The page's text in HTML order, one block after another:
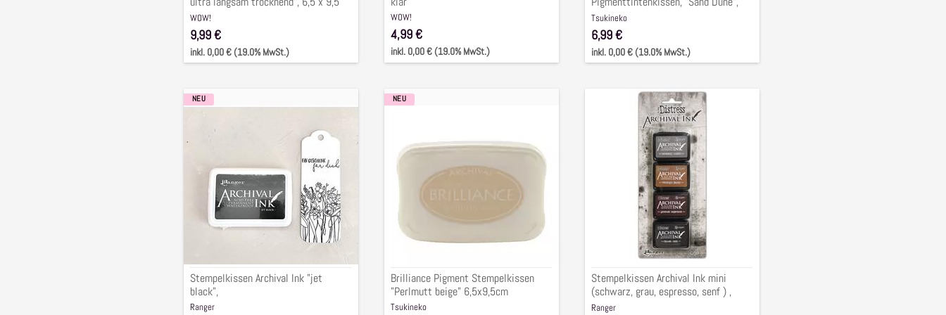
cm
WOW!
9,99 €
inkl. 0,00 € (19.0% MwSt.)
WOW!
4,99 €
inkl. 0,00 € (19.0% MwSt.)
3,5x7,5cm,
Tsukineko
6,99 €
inkl. 0,00 € (19.0% MwSt.)
Stempelkissen
black",
NEU
Stempelkissen Archival Ink "jet
black",
Ranger
Brilliance
"Perlmutt
6,5x9,5cm
NEU
Brilliance Pigment Stempelkissen
"Perlmutt beige" 6,5x9,5cm
Tsukineko
Stempelkissen
tlg.
Stempelkissen Archival Ink mini
(schwarz, grau, espresso, senf ) ,
4-tlg.
Ranger